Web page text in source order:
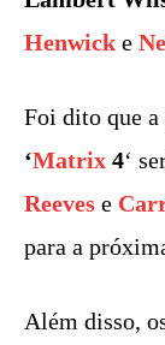
Henwick e
Foi dito que a
‘Matrix 4‘
Reeves e
para a
Além disso,